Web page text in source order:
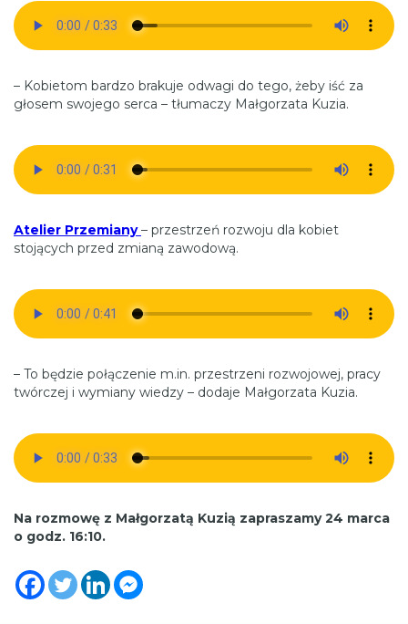
– Kobietom bardzo brakuje odwagi do tego, żeby iść za
głosem swojego serca – tłumaczy Małgorzata Kuzia.
Atelier Przemiany– przestrzeń rozwoju dla kobiet
stojących przed zmianą zawodową.
– To będzie połączenie m.in. przestrzeni rozwojowej, pracy
twórczej i wymiany wiedzy – dodaje Małgorzata Kuzia.
Na rozmowę z Małgorzatą Kuzią zapraszamy 24 marca
o godz. 16:10.